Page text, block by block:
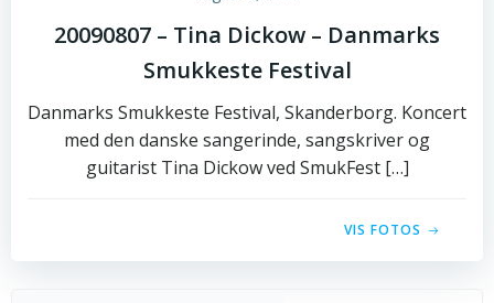
20090807 – Tina Dickow – Danmarks
Smukkeste Festival
Danmarks Smukkeste Festival, Skanderborg. Koncert
med den danske sangerinde, sangskriver og
guitarist Tina Dickow ved SmukFest […]
VIS FOTOS